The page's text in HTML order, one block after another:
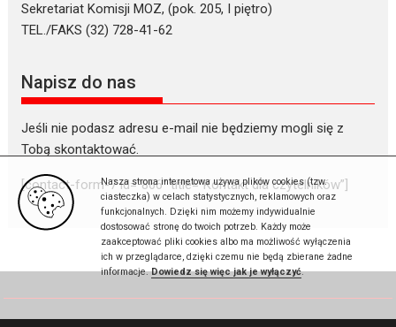
Nasza strona internetowa używa plików cookies (tzw.
ciasteczka) w celach statystycznych, reklamowych oraz
funkcjonalnych. Dzięki nim możemy indywidualnie
dostosować stronę do twoich potrzeb. Każdy może
zaakceptować pliki cookies albo ma możliwość wyłączenia
ich w przeglądarce, dzięki czemu nie będą zbierane żadne
informacje.Dowiedz się więc jak je wyłączyć.
Sekretariat Komisji MOZ, (pok. 205, I piętro)
TEL./FAKS (32) 728-41-62
Napisz do nas
Jeśli nie podasz adresu e-mail nie będziemy mogli się z
Tobą skontaktować.
[contact-form-7 id=”866″ title=”Kontakt dla czytelników”]